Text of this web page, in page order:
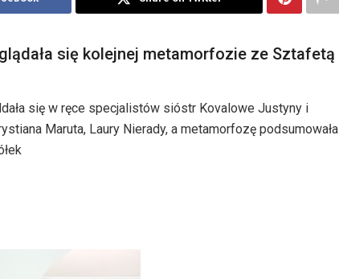
się kolejnej metamorfozie ze Sztafetą
się w ręce specjalistów sióstr Kovalowe Justyny i
Maruta, Laury Nierady, a metamorfozę podsumowała